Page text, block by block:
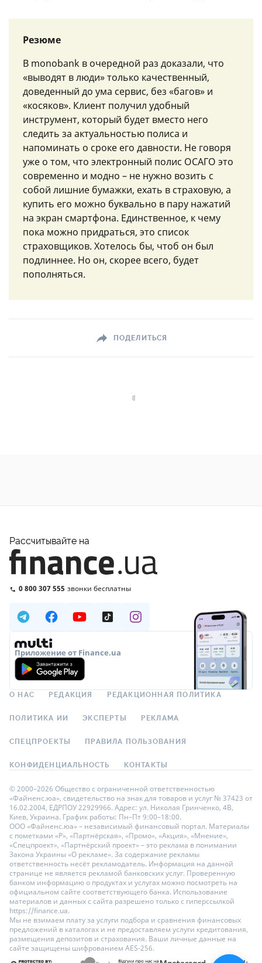
Резюме
В monobank в очередной раз доказали, что
«выводят в люди» только качественный,
доведенный до ума сервис, без «багов» и
«косяков». Клиент получил удобный
инструмент, который будет вместо него
следить за актуальностью полиса и
напоминать о сроке его давности. Не говоря
уже о том, что электронный полис ОСАГО это
современно и модно – не нужно возить с
собой лишние бумажки, ехать в страховую, а
купить его можно буквально в пару нажатий
на экран смартфона. Единственное, к чему
пока можно придраться, это список
страховщиков. Хотелось бы, чтоб он был
подлиннее. Но он, скорее всего, будет
пополняться.
ПОДЕЛИТЬСЯ
Рассчитывайте на
0 800 307 555 звонки бесплатны
Приложение от Finance.ua
О НАС РЕДАКЦИЯ РЕДАКЦИОННАЯ ПОЛИТИКА
ПОЛИТИКА ИИ ЭКСПЕРТЫ РЕКЛАМА
СПЕЦПРОЕКТЫ ПРАВИЛА ПОЛЬЗОВАНИЯ
КОНФИДЕНЦИАЛЬНОСТЬ КОНТАКТЫ
© 2000–2026 Общество с ограниченной ответственностью
«Файненс.юа», свидетельство на знак для товаров и услуг № 37423 от
16.02.2004, ЕДРПОУ 22929966. Адрес: ул. Николая Гринченко, 4В,
Киев, Украина. График работы: Пн–Пт 9:00–18:00.
ООО «Файненс.юа» – независимый финансовый портал. Материалы
с пометками «Р», «Партнёрская», «Промо», «Акция», «Мнение»,
«Спецпроект», «Партнёрский проект» – это реклама в понимании
Закона Украины «О рекламе». За содержание рекламы
ответственность несёт рекламодатель. Информация на данной
странице не является рекламой банковских услуг. Проверенную
банком информацию о продуктах и услугах можно посмотреть на
официальном сайте соответствующего банка. Использование
материалов и данных с сайта разрешено только с гиперссылкой
https://finance.ua.
Мы не взимаем плату за услуги подбора и сравнения финансовых
предложений в каталогах и не предоставляем услуги кредитования,
размещения депозитов и страхования. Ваши личные данные на
сайте защищены шифрованием AES-256.